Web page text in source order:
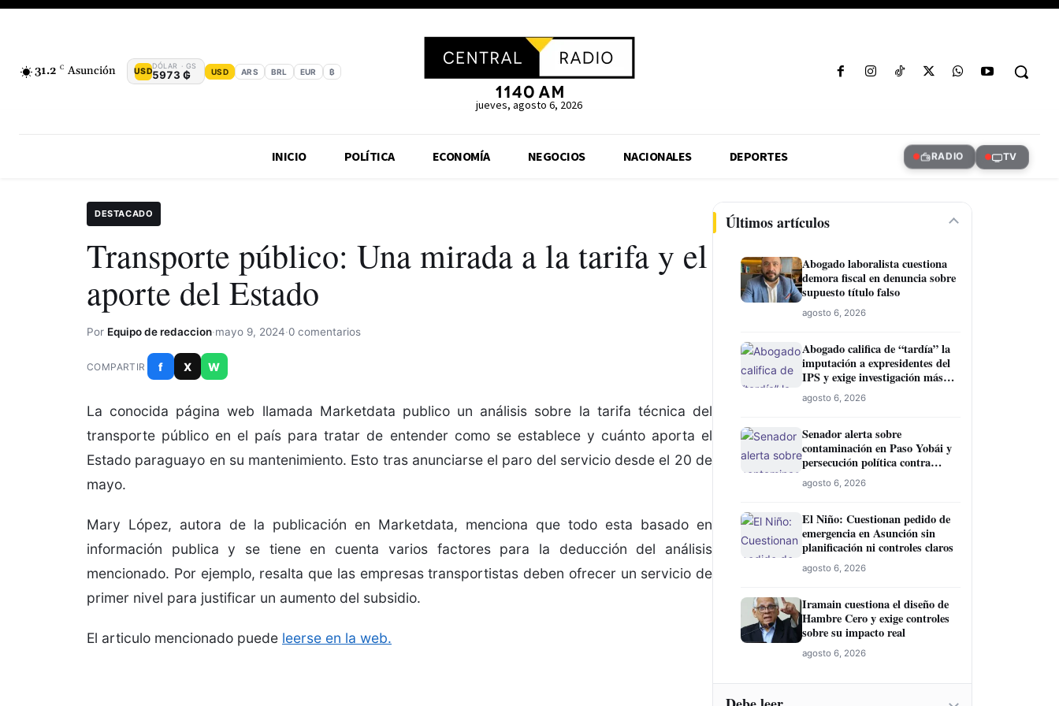
31.2 C Asunción USD
DÓLAR · GS
5973 ₲ USD ARS BRL EUR ₿
jueves, agosto 6, 2026
INICIO POLÍTICA ECONOMÍA NEGOCIOS NACIONALES DEPORTES RADIO TV
DESTACADO
Transporte público: Una mirada a la tarifa y el
aporte del Estado
Por Equipo de redaccion·mayo 9, 2024·0 comentarios
COMPARTIR f X W
La conocida página web llamada Marketdata publico un análisis sobre la tarifa técnica del
transporte público en el país para tratar de entender como se establece y cuánto aporta el
Estado paraguayo en su mantenimiento. Esto tras anunciarse el paro del servicio desde el 20 de
mayo.
Mary López, autora de la publicación en Marketdata, menciona que todo esta basado en
información publica y se tiene en cuenta varios factores para la deducción del análisis
mencionado. Por ejemplo, resalta que las empresas transportistas deben ofrecer un servicio de
primer nivel para justificar un aumento del subsidio.
El articulo mencionado puede leerse en la web.
Últimos artículos
Abogado laboralista cuestiona
demora fiscal en denuncia sobre
supuesto título falso
agosto 6, 2026
Abogado califica de “tardía” la
imputación a expresidentes del
IPS y exige investigación más
amplia
agosto 6, 2026
Senador alerta sobre
contaminación en Paso Yobái y
persecución política contra
Miguel Prieto
agosto 6, 2026
El Niño: Cuestionan pedido de
emergencia en Asunción sin
planificación ni controles claros
agosto 6, 2026
Iramain cuestiona el diseño de
Hambre Cero y exige controles
sobre su impacto real
agosto 6, 2026